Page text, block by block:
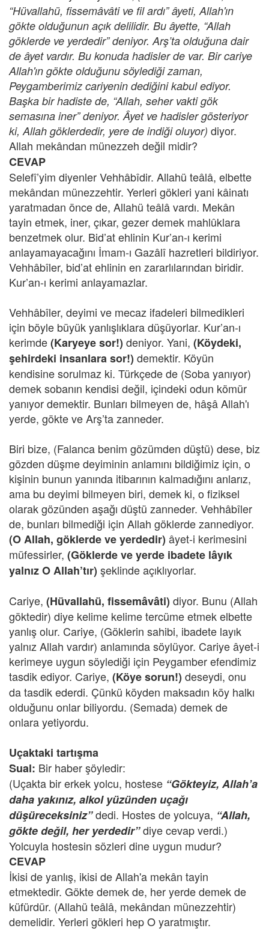
“Hüvallahü, fissemâvâti ve fil ardı” âyeti, Allah'ın
gökte olduğunun açık delilidir. Bu âyette, “Allah
göklerde ve yerdedir” deniyor. Arş’ta olduğuna dair
de âyet vardır. Bu konuda hadisler de var. Bir cariye
Allah'ın gökte olduğunu söylediği zaman,
Peygamberimiz cariyenin dediğini kabul ediyor.
Başka bir hadiste de, “Allah, seher vakti gök
semasına iner” deniyor. Âyet ve hadisler gösteriyor
ki, Allah göklerdedir, yere de indiği oluyor) diyor.
Allah mekândan münezzeh değil midir?
CEVAP
Selefî’yim diyenler Vehhâbîdir. Allahü teâlâ, elbette
mekândan münezzehtir. Yerleri gökleri yani kâinatı
yaratmadan önce de, Allahü teâlâ vardı. Mekân
tayin etmek, iner, çıkar, gezer demek mahlûklara
benzetmek olur. Bid’at ehlinin Kur’an-ı kerimi
anlayamayacağını İmam-ı Gazâlî hazretleri bildiriyor.
Vehhâbîler, bid’at ehlinin en zararlılarından biridir.
Kur’an-ı kerimi anlayamazlar.
Vehhâbîler, deyimi ve mecaz ifadeleri bilmedikleri
için böyle büyük yanlışlıklara düşüyorlar. Kur’an-ı
kerimde(Karyeye sor!) deniyor. Yani, (Köydeki,
şehirdeki insanlara sor!) demektir. Köyün
kendisine sorulmaz ki. Türkçede de (Soba yanıyor)
demek sobanın kendisi değil, içindeki odun kömür
yanıyor demektir. Bunları bilmeyen de, hâşâ Allah'ı
yerde, gökte ve Arş’ta zanneder.
Biri bize, (Falanca benim gözümden düştü) dese, biz
gözden düşme deyiminin anlamını bildiğimiz için, o
kişinin bunun yanında itibarının kalmadığını anlarız,
ama bu deyimi bilmeyen biri, demek ki, o fiziksel
olarak gözünden aşağı düştü zanneder. Vehhâbîler
de, bunları bilmediği için Allah göklerde zannediyor.
(O Allah, göklerde ve yerdedir) âyet-i kerimesini
müfessirler, (Göklerde ve yerde ibadete lâyık
yalnız O Allah’tır) şeklinde açıklıyorlar.
Cariye, (Hüvallahü, fissemâvâti) diyor. Bunu (Allah
göktedir) diye kelime kelime tercüme etmek elbette
yanlış olur. Cariye, (Göklerin sahibi, ibadete layık
yalnız Allah vardır) anlamında söylüyor. Cariye âyet-i
kerimeye uygun söylediği için Peygamber efendimiz
tasdik ediyor. Cariye, (Köye sorun!) deseydi, onu
da tasdik ederdi. Çünkü köyden maksadın köy halkı
olduğunu onlar biliyordu. (Semada) demek de
onlara yetiyordu.
Uçaktaki tartışma
Sual: Bir haber şöyledir:
(Uçakta bir erkek yolcu, hostese “Gökteyiz, Allah’a
daha yakınız, alkol yüzünden uçağı
düşüreceksiniz”dedi. Hostes de yolcuya, “Allah,
gökte değil, her yerdedir”diye cevap verdi.)
Yolcuyla hostesin sözleri dine uygun mudur?
CEVAP
İkisi de yanlış, ikisi de Allah'a mekân tayin
etmektedir. Gökte demek de, her yerde demek de
küfürdür. (Allahü teâlâ, mekândan münezzehtir)
demelidir. Yerleri gökleri hep O yaratmıştır.